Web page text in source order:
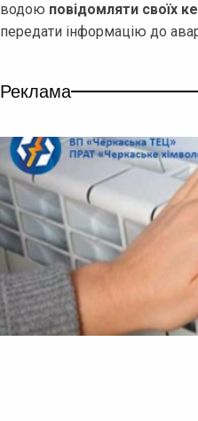
водою повідомляти своїх
передати інформацію до
Реклама